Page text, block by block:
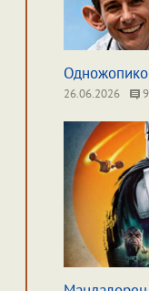
26.06.2026